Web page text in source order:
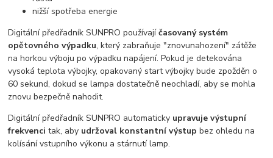
nižší spotřeba energie
Digitální předřadník SUNPRO používajíčasovaný systém
opětovného výpadku, který zabraňuje "znovunahození" zátěže
na horkou výboju po výpadku napájení. Pokud je detekována
vysoká teplota výbojky, opakovaný start výbojky bude zpožděn o
60 sekund, dokud se lampa dostatečně neochladí, aby se mohla
znovu bezpečně nahodit.
Digitální předřadník SUNPRO automaticky upravuje výstupní
frekvenci tak, aby udržoval konstantní výstup bez ohledu na
kolísání vstupního výkonu a stárnutí lamp.